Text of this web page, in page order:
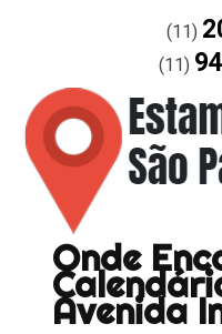
(11)
(11)
Onde
Avenida